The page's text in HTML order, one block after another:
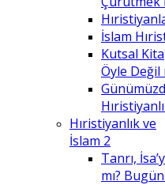
İslam
Kutsal
Öyle Değil
Hıristiyanlık ve
İslam 2
Tanrı,
mı?